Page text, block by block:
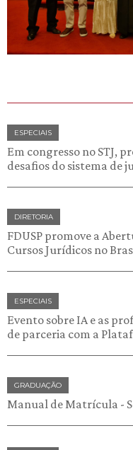
ESPECIAIS
Em congresso no STJ,
desafios do sistema de
DIRETORIA
FDUSP promove a
Cursos Jurídicos no
ESPECIAIS
Evento sobre IA e as
de parceria com a
GRADUAÇÃO
Manual de Matrícula -